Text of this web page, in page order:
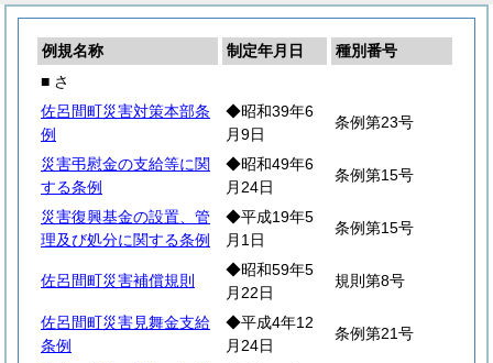
例規名称 制定年月日
種別番号
■ さ
佐呂間町災害対策本部条
例
◆昭和39年6
月9日
条例第23号
災害弔慰金の支給等に関
する条例
◆昭和49年6
月24日
条例第15号
災害復興基金の設置、管
理及び処分に関する条例
◆平成19年5
月1日
条例第15号
佐呂間町災害補償規則
◆昭和59年5
月22日
規則第8号
佐呂間町災害見舞金支給
条例
◆平成4年12
月24日
条例第21号